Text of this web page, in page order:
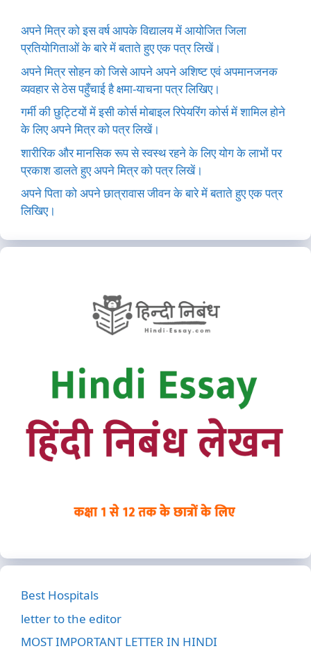
अपने मित्र को इस वर्ष आपके विद्यालय में आयोजित जिला
प्रतियोगिताओं के बारे में बताते हुए एक पत्र लिखें।
अपने मित्र सोहन को जिसे आपने अपने अशिष्ट एवं अपमानजनक
व्यवहार से ठेस पहुँचाई है क्षमा-याचना पत्र लिखिए।
गर्मी की छुट्टियों में इसी कोर्स मोबाइल रिपेयरिंग कोर्स में शामिल होने
के लिए अपने मित्र को पत्र लिखें।
शारीरिक और मानसिक रूप से स्वस्थ रहने के लिए योग के लाभों पर
प्रकाश डालते हुए अपने मित्र को पत्र लिखें।
अपने पिता को अपने छात्रावास जीवन के बारे में बताते हुए एक पत्र
लिखिए।
Best Hospitals
letter to the editor
MOST IMPORTANT LETTER IN HINDI